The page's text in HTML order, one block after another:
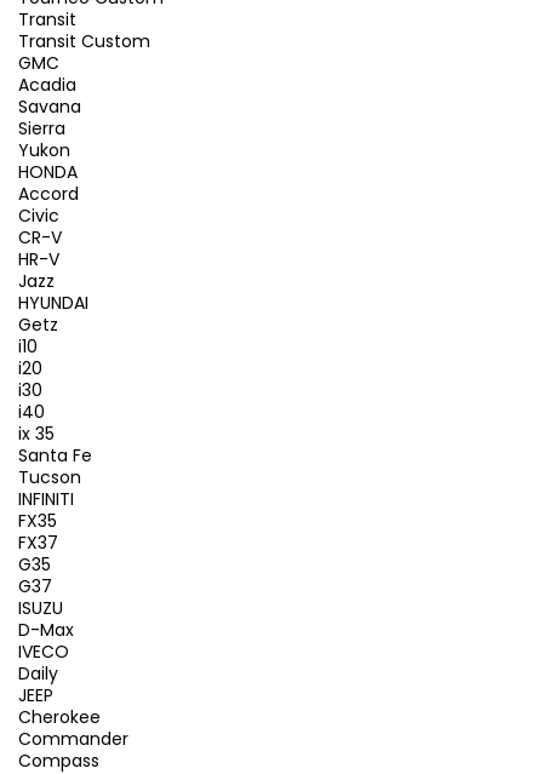
Transit
Transit Custom
GMC
Acadia
Savana
Sierra
Yukon
HONDA
Accord
Civic
CR-V
HR-V
Jazz
HYUNDAI
Getz
i10
i20
i30
i40
ix 35
Santa Fe
Tucson
INFINITI
FX35
FX37
G35
G37
ISUZU
D-Max
IVECO
Daily
JEEP
Cherokee
Commander
Compass